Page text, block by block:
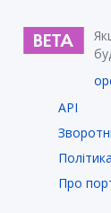
API
Про